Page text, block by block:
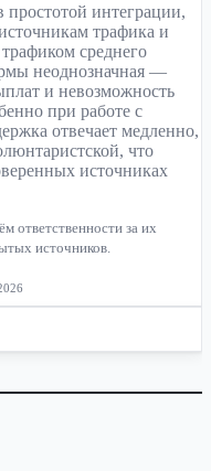
простотой интеграции,
трафика и
среднего
неоднозначная —
и невозможность
при работе с
отвечает медленно,
что
источниках
ответственности за их
источников.